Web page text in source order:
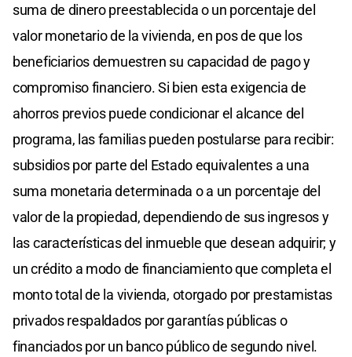
suma de dinero preestablecida o un porcentaje del
valor monetario de la vivienda, en pos de que los
beneficiarios demuestren su capacidad de pago y
compromiso financiero. Si bien esta exigencia de
ahorros previos puede condicionar el alcance del
programa, las familias pueden postularse para recibir:
subsidios por parte del Estado equivalentes a una
suma monetaria determinada o a un porcentaje del
valor de la propiedad, dependiendo de sus ingresos y
las características del inmueble que desean adquirir; y
un crédito a modo de financiamiento que completa el
monto total de la vivienda, otorgado por prestamistas
privados respaldados por garantías públicas o
financiados por un banco público de segundo nivel.